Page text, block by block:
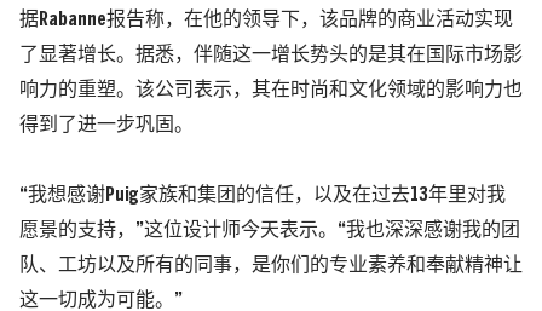
据Rabanne报告称，在他的领导下，该品牌的商业活动实现
了显著增长。据悉，伴随这一增长势头的是其在国际市场影
响力的重塑。该公司表示，其在时尚和文化领域的影响力也
得到了进一步巩固。
“我想感谢Puig家族和集团的信任，以及在过去13年里对我
愿景的支持，”这位设计师今天表示。“我也深深感谢我的团
队、工坊以及所有的同事，是你们的专业素养和奉献精神让
这一切成为可能。”